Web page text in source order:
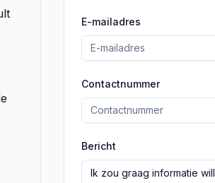
E-mailadres
Contactnummer
Bericht